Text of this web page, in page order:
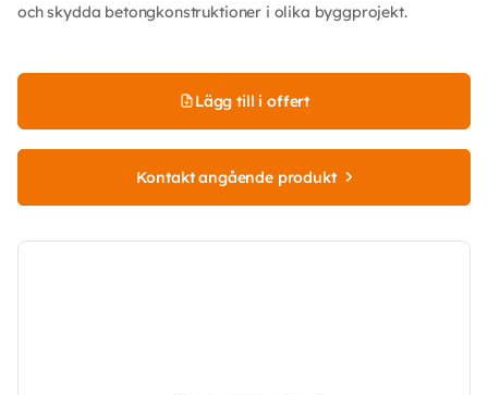
och skydda betongkonstruktioner i olika byggprojekt.
Lägg till i offert
Kontakt angående produkt